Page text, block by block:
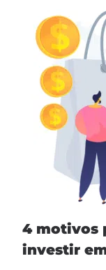
4 motivos
investir